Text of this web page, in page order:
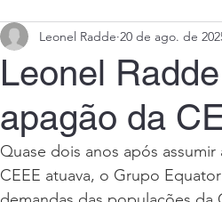
Leonel
apagão da
Leonel Radde 20 de ago. de
Quase dois anos após
CEEE atuava, o Grupo